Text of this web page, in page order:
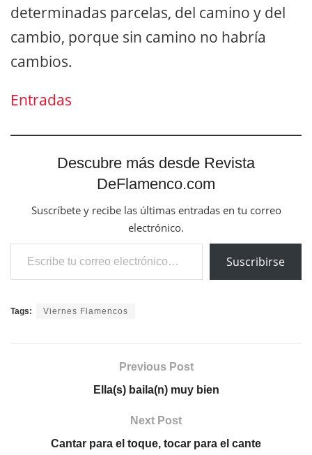
determinadas parcelas, del camino y del
cambio, porque sin camino no habría
cambios.
Entradas
Descubre más desde Revista
DeFlamenco.com
Suscríbete y recibe las últimas entradas en tu correo
electrónico.
Escribe tu correo electrónico…
Suscribirse
Tags: Viernes Flamencos
Previous Post
Ella(s) baila(n) muy bien
Next Post
Cantar para el toque, tocar para el cante